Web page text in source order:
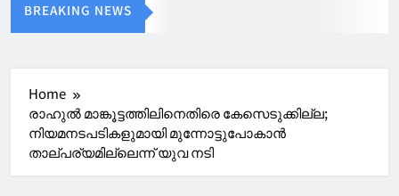
BREAKING NEWS
Home
രാഹുൽ മാങ്കൂട്ടത്തിലിനെതിരെ കേസെടുക്കില്ല;
നിയമനടപടികളുമായി മുന്നോട്ടുപോകാൻ
താല്പര്യമില്ലെന്ന് യുവ നടി